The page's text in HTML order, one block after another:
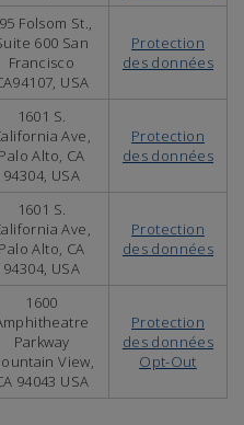
Folsom St.,
600 San
Francisco
USA
Protection
des données
1601 S.
Ave,
Palo Alto, CA
94304, USA
Protection
des données
1601 S.
Ave,
Palo Alto, CA
94304, USA
Protection
des données
1600
Parkway
View,
94043 USA
Protection
des données
Opt-Out